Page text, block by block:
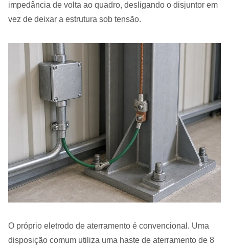
impedância de volta ao quadro, desligando o disjuntor em
vez de deixar a estrutura sob tensão.
O próprio eletrodo de aterramento é convencional. Uma
disposição comum utiliza uma haste de aterramento de 8